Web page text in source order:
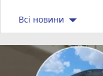
Всі новини